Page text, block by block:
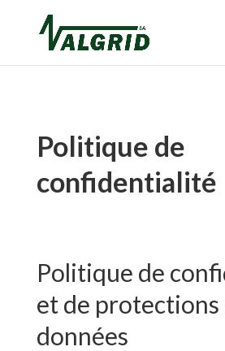
Politique de
confidentialité
Politique de
et de protections
données